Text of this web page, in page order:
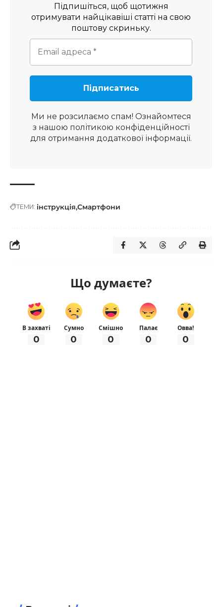
Підпишіться, щоб щотижня
отримувати найцікавіші статті на свою
поштову скриньку.
Ми не розсилаємо спам! Ознайомтеся
з нашою політикою конфіденційності
для отримання додаткової інформації.
ТЕМИ: інструкція Смартфони
Що думаєте?
В захваті
0
Сумно
0
Смішно
0
Палає
0
Овва!
0